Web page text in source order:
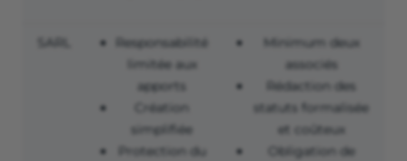
SARL
Responsabilité
limitée aux
apports
Création
simplifiée
Protection du
Minimum deux
associés
Rédaction des
statuts formalisée
et coûteux
Obligation de